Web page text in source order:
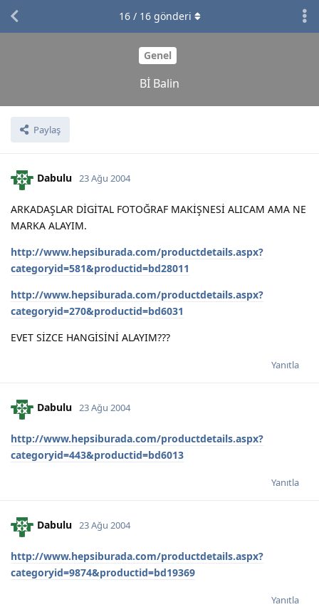
Genel
Bİ Balin
Paylaş
16/ 16gönderi
Dabulu 23 Ağu 2004
ARKADAŞLAR DİGİTAL FOTOĞRAF MAKİŞNESİ ALICAM AMA NE
MARKA ALAYIM.
http://www.hepsiburada.com/productdetails.aspx?
categoryid=581&productid=bd28011
http://www.hepsiburada.com/productdetails.aspx?
categoryid=270&productid=bd6031
EVET SİZCE HANGİSİNİ ALAYIM???
Yanıtla
Dabulu 23 Ağu 2004
http://www.hepsiburada.com/productdetails.aspx?
categoryid=443&productid=bd6013
Yanıtla
Dabulu 23 Ağu 2004
http://www.hepsiburada.com/productdetails.aspx?
categoryid=9874&productid=bd19369
Yanıtla